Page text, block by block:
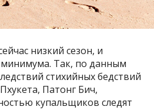
низкий сезон, и
минимума. Так, по данным
стихийных бедствий
Патонг Бич,
купальщиков следят